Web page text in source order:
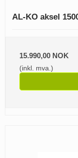
AL-KO aksel
15.990,00 NOK
(inkl. mva.)